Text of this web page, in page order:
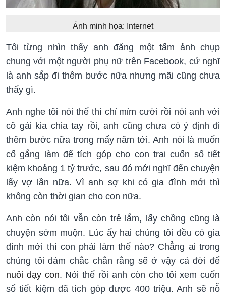
Ảnh minh họa: Internet
Tôi từng nhìn thấy anh đăng một tấm ảnh chụp
chung với một người phụ nữ trên Facebook, cứ nghĩ
là anh sắp đi thêm bước nữa nhưng mãi cũng chưa
thấy gì.
Anh nghe tôi nói thế thì chỉ mỉm cười rồi nói anh với
cô gái kia chia tay rồi, anh cũng chưa có ý định đi
thêm bước nữa trong mấy năm tới. Anh nói là muốn
cố gắng làm để tích góp cho con trai cuốn sổ tiết
kiệm khoảng 1 tỷ trước, sau đó mới nghĩ đến chuyện
lấy vợ lần nữa. Vì anh sợ khi có gia đình mới thì
không còn thời gian cho con nữa.
Anh còn nói tôi vẫn còn trẻ lắm, lấy chồng cũng là
chuyện sớm muộn. Lúc ấy hai chúng tôi đều có gia
đình mới thì con phải làm thế nào? Chẳng ai trong
chúng tôi dám chắc chắn rằng sẽ ở vậy cả đời để
nuôi dạy con. Nói thế rồi anh còn cho tôi xem cuốn
sổ tiết kiệm đã tích góp được 400 triệu. Anh sẽ nỗ